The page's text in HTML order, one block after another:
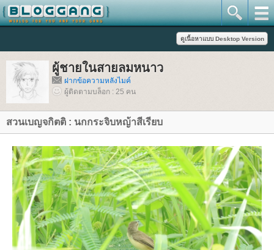
ผู้ชายในสายลมหนาว
ฝากข้อความหลังไมค์
ผู้ติดตามบล็อก : 25 คน
สวนเบญจกิตติ : นกกระจิบหญ้าสีเรียบ